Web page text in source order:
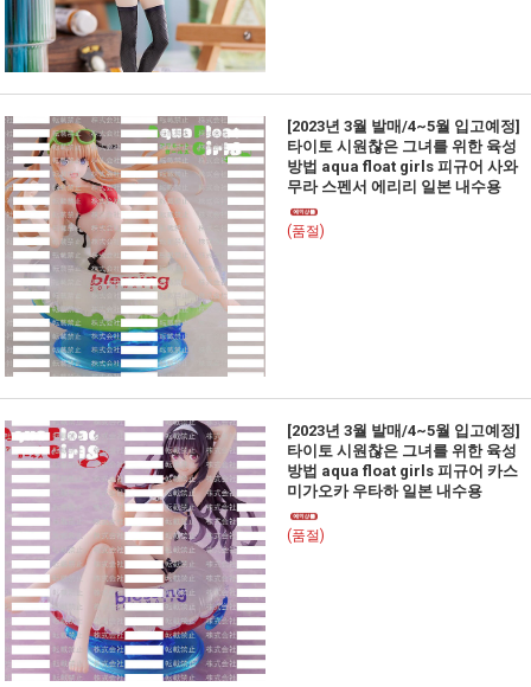
[2023년 3월 발매/4~5월 입고예정]
타이토 시원찮은 그녀를 위한 육성
방법 aqua float girls 피규어 사와
무라 스펜서 에리리 일본 내수용
(품절)
[2023년 3월 발매/4~5월 입고예정]
타이토 시원찮은 그녀를 위한 육성
방법 aqua float girls 피규어 카스
미가오카 우타하 일본 내수용
(품절)